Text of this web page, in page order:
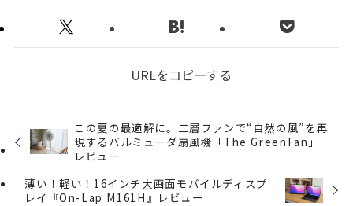
URLをコピーする
この夏の最適解に。二層ファンで“自然の風”を再
現するバルミューダ扇風機「The GreenFan」
レビュー
薄い！軽い！16インチ大画面モバイルディスプ
レイ『On-Lap M161H』レビュー